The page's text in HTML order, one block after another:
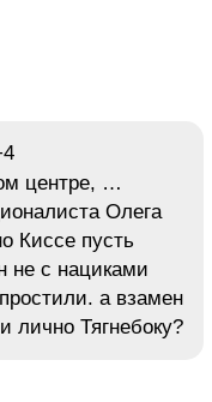
центре, …
Олега
Киссе пусть
не с нациками
а взамен
лично Тягнебоку?